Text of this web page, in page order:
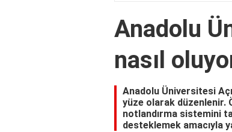
Anadolu
nasıl
Anadolu Üniversitesi
yüze olarak düzenlenir.
notlandırma sistemini
desteklemek amacıyla